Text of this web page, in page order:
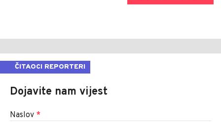
ČITAOCI REPORTERI
Dojavite nam vijest
Naslov *